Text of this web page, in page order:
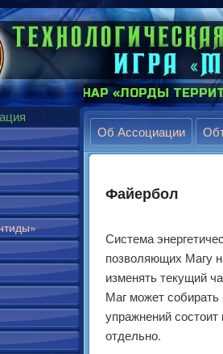
«ЛОРДЫ ТЕРРИТОРИИ,
Об Ассоциации
Файербол
Система
позволяющих Магу
изменять текущий
Маг может
упражнений
отдельно.